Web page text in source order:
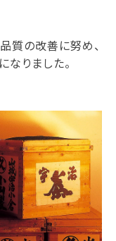
質の改善に努め、
りました。